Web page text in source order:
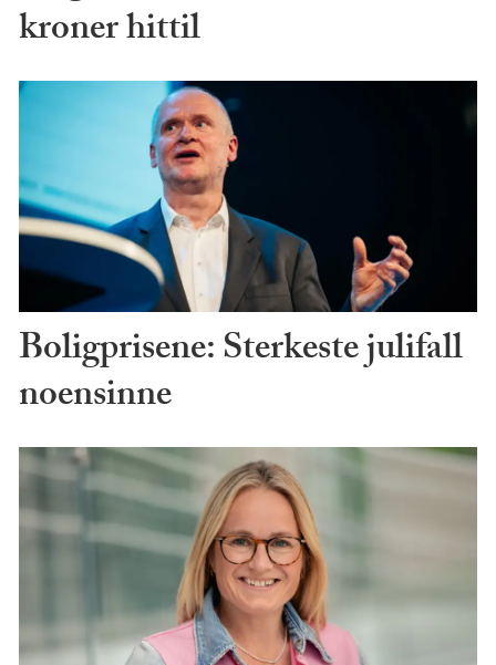
kroner hittil
Boligprisene: Sterkeste julifall
noensinne